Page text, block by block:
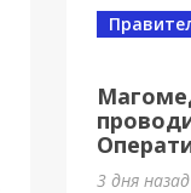
3 дня